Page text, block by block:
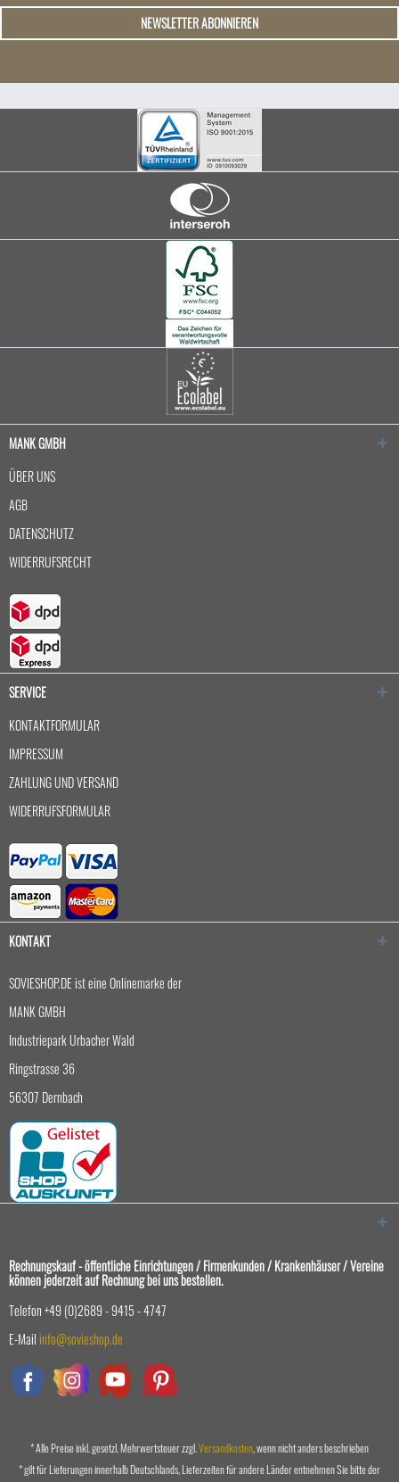
NEWSLETTER ABONNIEREN
MANK GMBH
ÜBER UNS
AGB
DATENSCHUTZ
WIDERRUFSRECHT
SERVICE
KONTAKTFORMULAR
IMPRESSUM
ZAHLUNG UND VERSAND
WIDERRUFSFORMULAR
KONTAKT
SOVIESHOP.DE ist eine Onlinemarke der
MANK GMBH
Industriepark Urbacher Wald
Ringstrasse 36
56307 Dernbach
Rechnungskauf - öffentliche Einrichtungen / Firmenkunden / Krankenhäuser / Vereine
können jederzeit auf Rechnung bei uns bestellen.
Telefon +49 (0)2689 - 9415 - 4747
E-Mail info@sovieshop.de
* Alle Preise inkl. gesetzl. Mehrwertsteuer zzgl.Versandkosten, wenn nicht anders beschrieben
* gilt für Lieferungen innerhalb Deutschlands, Lieferzeiten für andere Länder entnehmen Sie bitte der